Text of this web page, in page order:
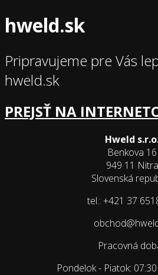
hweld.sk
Pripravujeme pre Vás
hweld.sk
PREJSŤ NA
Hweld
Benkova 16
949 11 Nitra
Slovenská
tel.: +421 37
Pracovná
Pondelok - Piatok: